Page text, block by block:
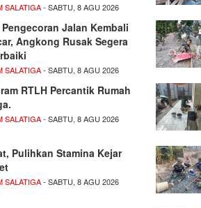
SALATIGA- SABTU, 8 AGU 2026
Jalan Kembali
Angkong Rusak Segera
SALATIGA- SABTU, 8 AGU 2026
RTLH Percantik Rumah
SALATIGA- SABTU, 8 AGU 2026
Pulihkan Stamina Kejar
SALATIGA- SABTU, 8 AGU 2026